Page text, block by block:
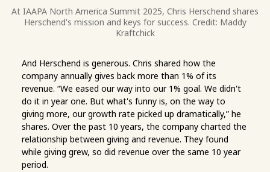
At IAAPA North America Summit 2025, Chris Herschend shares
Herschend's mission and keys for success. Credit: Maddy
Kraftchick
And Herschend is generous. Chris shared how the
company annually gives back more than 1% of its
revenue. “We eased our way into our 1% goal. We didn't
do it in year one. But what's funny is, on the way to
giving more, our growth rate picked up dramatically,” he
shares. Over the past 10 years, the company charted the
relationship between giving and revenue. They found
while giving grew, so did revenue over the same 10 year
period.